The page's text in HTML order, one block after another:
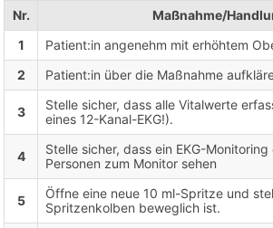
Nr.
Maßnahme/
1
Patient:in angenehm mit erhöhtem
2
Patient:in über die Maßnahme
3
Stelle sicher, dass alle Vitalwerte
eines 12-Kanal-EKG!).
4
Stelle sicher, dass ein EKG-
Personen zum Monitor sehen
5
Öffne eine neue 10 ml-Spritze und
Spritzenkolben beweglich ist.